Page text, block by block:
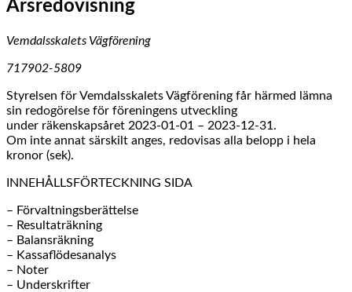
Årsredovisning
Vemdalsskalets Vägförening
717902-5809
Styrelsen för Vemdalsskalets Vägförening får härmed lämna
sin redogörelse för föreningens utveckling
under räkenskapsåret 2023-01-01 – 2023-12-31.
Om inte annat särskilt anges, redovisas alla belopp i hela
kronor (sek).
INNEHÅLLSFÖRTECKNING SIDA
– Förvaltningsberättelse
– Resultaträkning
– Balansräkning
– Kassaflödesanalys
– Noter
– Underskrifter